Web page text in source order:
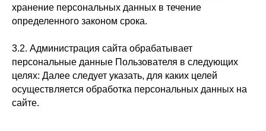
хранение персональных данных в течение
определенного законом срока.
3.2. Администрация сайта обрабатывает
персональные данные Пользователя в следующих
целях: Далее следует указать, для каких целей
осуществляется обработка персональных данных на
сайте.